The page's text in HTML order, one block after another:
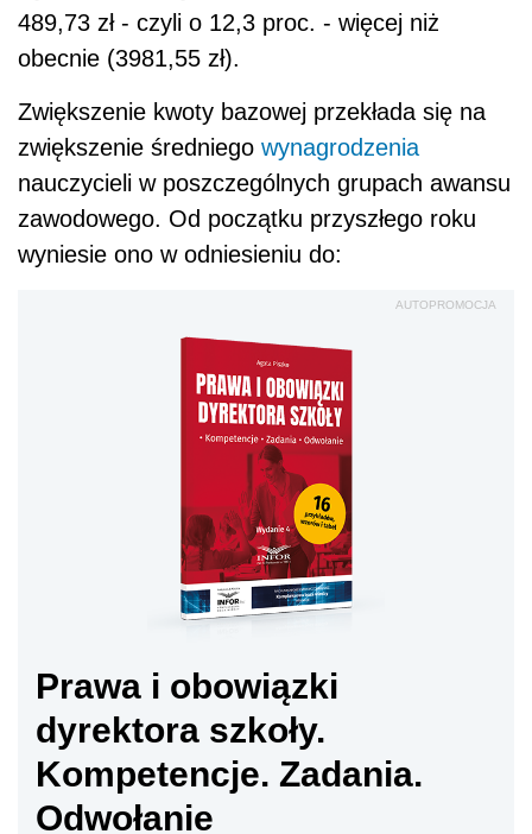
489,73 zł - czyli o 12,3 proc. - więcej niż
obecnie (3981,55 zł).
Zwiększenie kwoty bazowej przekłada się na
zwiększenie średniego wynagrodzenia
nauczycieli w poszczególnych grupach awansu
zawodowego. Od początku przyszłego roku
wyniesie ono w odniesieniu do:
AUTOPROMOCJA
Prawa i obowiązki
dyrektora szkoły.
Kompetencje. Zadania.
Odwołanie